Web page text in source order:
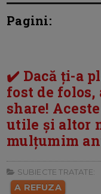
Pagini:
✔️ Dacă ți-a
fost de folos,
share!
utile și altor
mulțumim
SUBIECTE TRATATE:
A REFUZA